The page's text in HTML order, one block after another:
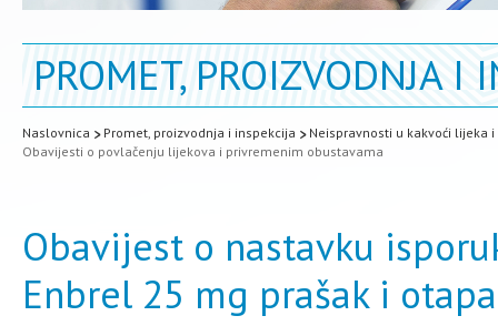
PROMET, PROIZVODNJA I
Naslovnica Promet, proizvodnja i inspekcija
Neispravnosti u kakvoći lijeka
Obavijesti o povlačenju lijekova i privremenim obustavama
Obavijest o nastavku
Enbrel 25 mg prašak i